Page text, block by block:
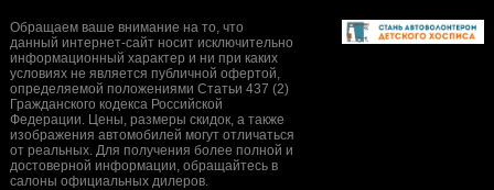
Обращаем ваше внимание на то, что
данный интернет-сайт носит исключительно
информационный характер и ни при каких
условиях не является публичной офертой,
определяемой положениями Статьи 437 (2)
Гражданского кодекса Российской
Федерации. Цены, размеры скидок, а также
изображения автомобилей могут отличаться
от реальных. Для получения более полной и
достоверной информации, обращайтесь в
салоны официальных дилеров.